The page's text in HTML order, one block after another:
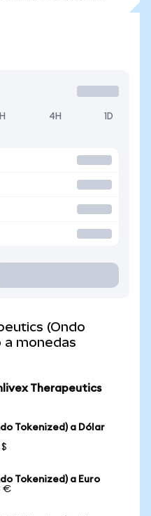
4H 1D
(Ondo
a monedas
Therapeutics
Tokenized) a Dólar
Tokenized) a Euro
€